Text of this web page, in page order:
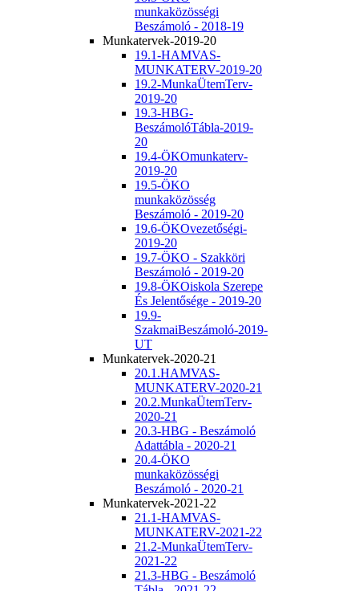
munkaközösségi
Beszámoló - 2018-19
Munkatervek-2019-20
19.1-HAMVAS-
MUNKATERV-2019-20
19.2-MunkaÜtemTerv-
2019-20
19.3-HBG-
BeszámolóTábla-2019-
20
19.4-ÖKOmunkaterv-
2019-20
19.5-ÖKO
munkaközösség
Beszámoló - 2019-20
19.6-ÖKOvezetőségi-
2019-20
19.7-ÖKO - Szakköri
Beszámoló - 2019-20
19.8-ÖKOiskola Szerepe
És Jelentősége - 2019-20
19.9-
SzakmaiBeszámoló-2019-
UT
Munkatervek-2020-21
20.1.HAMVAS-
MUNKATERV-2020-21
20.2.MunkaÜtemTerv-
2020-21
20.3-HBG - Beszámoló
Adattábla - 2020-21
20.4-ÖKO
munkaközösségi
Beszámoló - 2020-21
Munkatervek-2021-22
21.1-HAMVAS-
MUNKATERV-2021-22
21.2-MunkaÜtemTerv-
2021-22
21.3-HBG - Beszámoló